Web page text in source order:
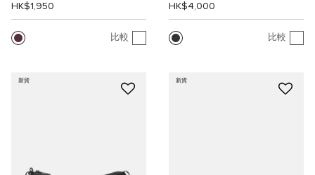
HK$1,950
比較
HK$4,000
比較
新貨 新貨